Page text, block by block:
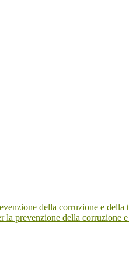
della corruzione e della
la prevenzione della corruzione